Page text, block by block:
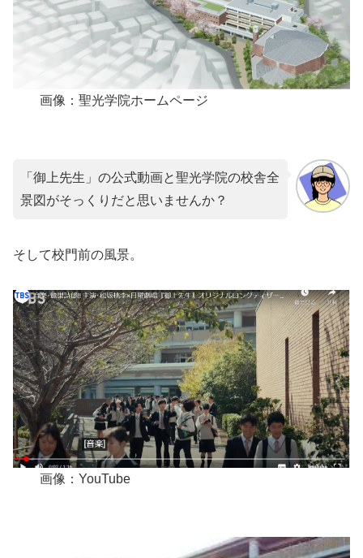
画像：聖光学院ホームページ
「御上先生」の公式動画と聖光学院の校舎全
景図がそっくりだと思いませんか？
そして校門前の風景。
画像：YouTube